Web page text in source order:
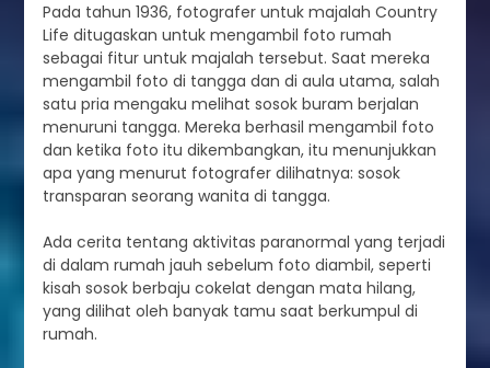
Pada tahun 1936, fotografer untuk majalah Country
Life ditugaskan untuk mengambil foto rumah
sebagai fitur untuk majalah tersebut. Saat mereka
mengambil foto di tangga dan di aula utama, salah
satu pria mengaku melihat sosok buram berjalan
menuruni tangga. Mereka berhasil mengambil foto
dan ketika foto itu dikembangkan, itu menunjukkan
apa yang menurut fotografer dilihatnya: sosok
transparan seorang wanita di tangga.
Ada cerita tentang aktivitas paranormal yang terjadi
di dalam rumah jauh sebelum foto diambil, seperti
kisah sosok berbaju cokelat dengan mata hilang,
yang dilihat oleh banyak tamu saat berkumpul di
rumah.